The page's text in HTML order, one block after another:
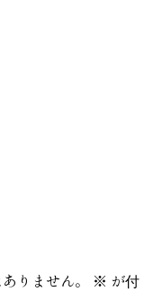
りません。 ※ が付